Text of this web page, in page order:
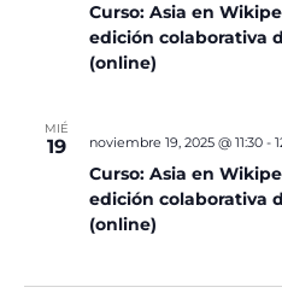
Curso: Asia en
edición colaborativa
(online)
MIÉ
19
Curso: Asia en
edición colaborativa
(online)
noviembre 19, 2025 @ 11:30-